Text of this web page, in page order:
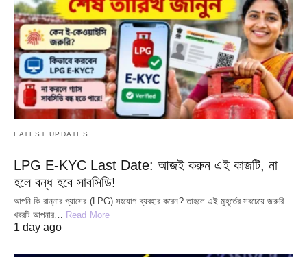
LATEST UPDATES
LPG E-KYC Last Date: আজই করুন এই কাজটি, না
হলে বন্ধ হবে সাবসিডি!
আপনি কি রান্নার গ্যাসের (LPG) সংযোগ ব্যবহার করেন? তাহলে এই মুহূর্তের সবচেয়ে জরুরি
খবরটি আপনার… Read More
1 day ago